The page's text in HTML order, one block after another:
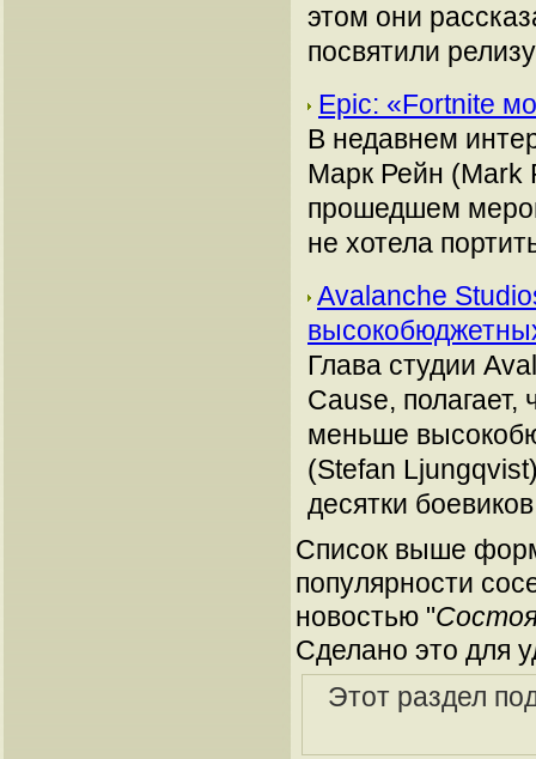
этом они
посвятили
Epic: «Fortnite
В недавнем
Марк Рейн (Mark
прошедшем
не хотела
Avalanche
Глава студии
Cause, полагает,
меньше
(Stefan
десятки
Список выше
популярности
новостью "
Сделано это для
Этот раздел